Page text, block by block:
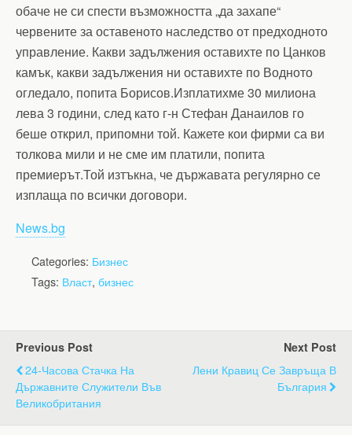
обаче не си спести възможността „да захапе“
червените за оставеното наследство от предходното
управление. Какви задължения оставихте по Цанков
камък, какви задължения ни оставихте по Водното
огледало, попита Борисов.Изплатихме 30 милиона
лева 3 години, след като г-н Стефан Данаилов го
беше открил, припомни той. Кажете кои фирми са ви
толкова мили и не сме им платили, попита
премиерът.Той изтъкна, че държавата регулярно се
изплаща по всички договори.
News.bg
Categories: Бизнес
Tags: Власт, бизнес
Previous Post
24-Часова Стачка На
Държавните Служители Във
Великобритания
Next Post
Лени Кравиц Се Завръща В
България